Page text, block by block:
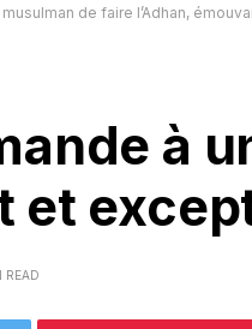
de faire l’Adhan,
à
et
READ